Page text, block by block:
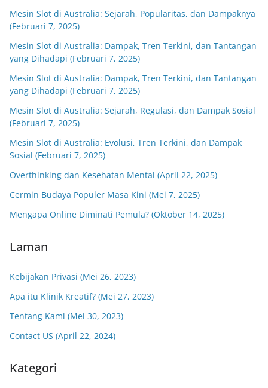
Mesin Slot di Australia: Sejarah, Popularitas, dan Dampaknya
(Februari 7, 2025)
Mesin Slot di Australia: Dampak, Tren Terkini, dan Tantangan
yang Dihadapi (Februari 7, 2025)
Mesin Slot di Australia: Dampak, Tren Terkini, dan Tantangan
yang Dihadapi (Februari 7, 2025)
Mesin Slot di Australia: Sejarah, Regulasi, dan Dampak Sosial
(Februari 7, 2025)
Mesin Slot di Australia: Evolusi, Tren Terkini, dan Dampak
Sosial (Februari 7, 2025)
Overthinking dan Kesehatan Mental (April 22, 2025)
Cermin Budaya Populer Masa Kini (Mei 7, 2025)
Mengapa Online Diminati Pemula? (Oktober 14, 2025)
Laman
Kebijakan Privasi (Mei 26, 2023)
Apa itu Klinik Kreatif? (Mei 27, 2023)
Tentang Kami (Mei 30, 2023)
Contact US (April 22, 2024)
Kategori